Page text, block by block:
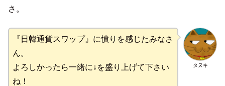
さ。
タヌキ
『日韓通貨スワップ』に憤りを感じたみなさ
ん。
よろしかったら一緒に↓を盛り上げて下さい
ね！